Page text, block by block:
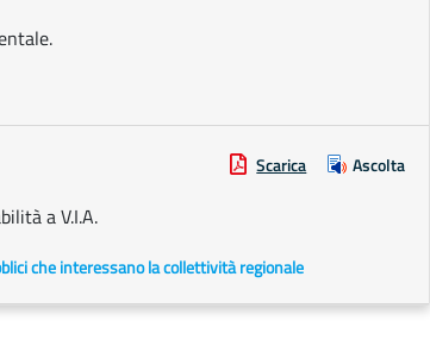
Scarica Ascolta
a V.I.A.
che interessano la collettività regionale